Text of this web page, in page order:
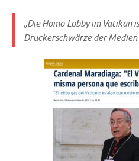
„Die Homo-Lob­by im Vati­kan
Drucker­schwär­ze der